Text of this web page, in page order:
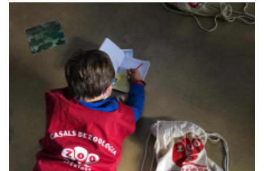
comida que se prepara en el Zoo para todos los animales
que viven aquí y hasta tuvimos la oportunidad de hablar
con una de las cuidadoras de elefantes, que nos explicó
como ella trabaja para que las elefantas vivan lo mejor